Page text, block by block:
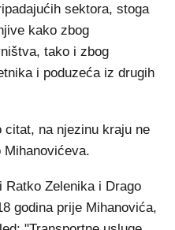
sektora, stoga
kako zbog
tako i zbog
i poduzeća iz drugih
citat, na njezinu kraju ne
Zelenika i Drago
godina prije Mihanovića,